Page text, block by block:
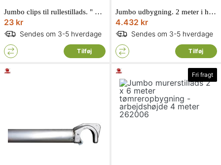
Jumbo clips til rullestillads. " grisehale "1600100
23 kr
Sendes om 3-5 hverdage
Tilføj
Jumbo udbygning. 2 meter i højden til 178 stillads74 x 200 cm 178SK-2
4.432 kr
Sendes om 3-5 hverdage
Tilføj
Fri fragt